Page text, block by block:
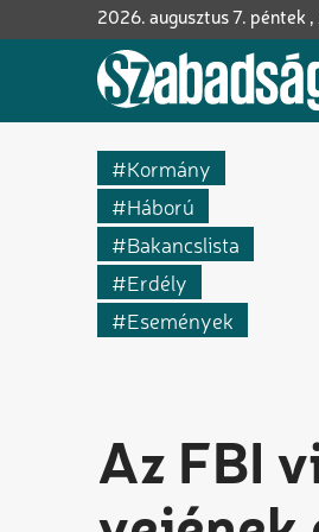
a
2026. augusztus 7. péntek
Kormány
Háború
Bakancslista
Erdély
Események
Az FBI